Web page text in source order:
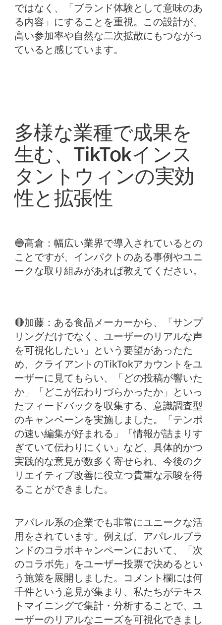
ではなく、「ブランド体験として意味のあ
る内容」にすることを重視。この設計が、
高い参加率や自然な二次拡散にもつながっ
ていると感じています。
多様な業種で成果を
生む、TikTokインス
タントウィンの実効
性と拡張性
🔵髙倉： 幅広い業界で導入されているとの
ことですが、インパクトのある事例やユニ
ークな取り組みがあれば教えてください。
🔴加藤： ある食品メーカーから、「サンプ
リングだけでなく、ユーザーのリアルな声
を可視化したい」という要望があったた
め、クライアントのTikTokアカウントをユ
ーザーに見てもらい、「どの投稿が響いた
か」「どこが伝わりづらかったか」といっ
たフィードバックを収集する、意識調査型
のキャンペーンを実施しました。「テンポ
の速い編集が好まれる」「情報が詰まりす
ぎていて伝わりにくい」など、具体的かつ
実践的な意見が数多く寄せられ、今後のク
リエイティブ改善に役立つ貴重な示唆を得
ることができました。
アパレル系の企業でも非常にユニークな活
用をされています。例えば、アパレルブラ
ンドのコラボキャンペーンにおいて、「次
のコラボ先」をユーザー投票で決めるとい
う施策を展開しました。コメント欄には何
千件という意見が集まり、私たちがテキス
トマイニングで集計・分析することで、ユ
ーザーのリアルなニーズを可視化できまし